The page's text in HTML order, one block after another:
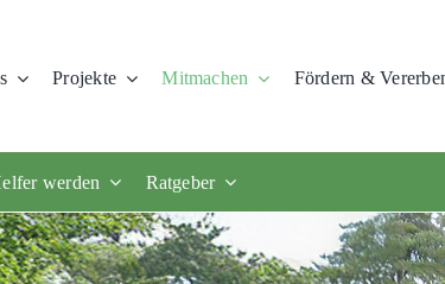
Projekte Mitmachen Fördern &
werden Ratgeber